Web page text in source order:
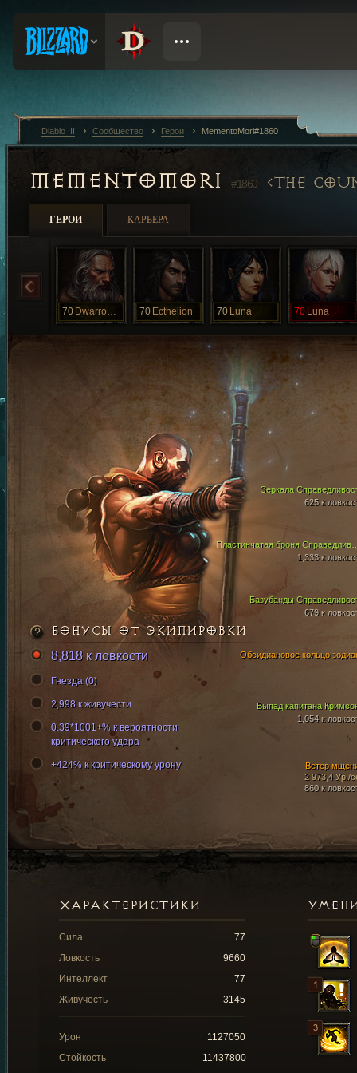
MEMENTOMORI #1860 THE
ГЕРОИ КАРЬЕРА
70 Dwarrowdelf 70 Ecthelion 70 Luna 70 Luna
Пластинчатая
1,333 к
Базубанды
679 к
Зеркала
625 к
Выпад капитана
1,054 к
Ветер
2 973,4 Ур./
860 к
Обсидиановое кольцо
БОНУСЫ ОТ ЭКИПИРОВКИ
8,818 к ловкости
Гнезда (0)
2,998 к живучести
0.39*1001+% к вероятности
критического удара
+424% к критическому урону
ХАРАКТЕРИСТИКИ
Сила
77
Ловкость
9660
Интеллект
77
Живучесть
3145
Урон
1127050
Стойкость
11437800
Diablo III Сообщество Герои MementoMori#1860